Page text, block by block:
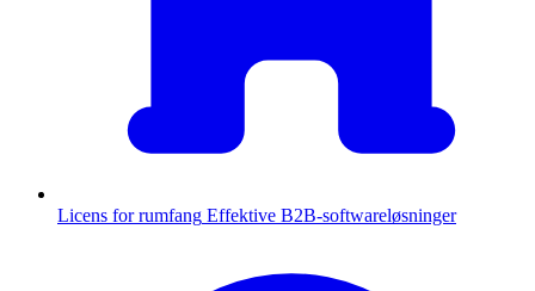
Licens for rumfang Effektive B2B-softwareløsninger